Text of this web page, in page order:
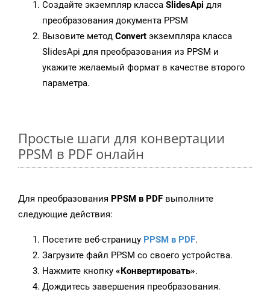
Создайте экземпляр класса SlidesApi для
преобразования документа PPSM
Вызовите метод Convert экземпляра класса
SlidesApi для преобразования из PPSM и
укажите желаемый формат в качестве второго
параметра.
Простые шаги для конвертации
PPSM в PDF онлайн
Для преобразования PPSM в PDF выполните
следующие действия:
Посетите веб-страницу PPSM в PDF.
Загрузите файл PPSM со своего устройства.
Нажмите кнопку «Конвертировать».
Дождитесь завершения преобразования.